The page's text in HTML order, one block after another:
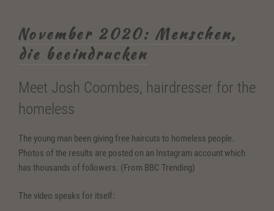
November 2020: Menschen,
die beeindrucken
Meet Josh Coombes, hairdresser for the
homeless
The young man been giving free haircuts to homeless people.
Photos of the results are posted on an Instagram account which
has thousands of followers. (From BBC Trending)
The video speaks for itself: